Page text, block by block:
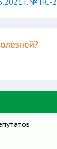
г. № ПС-